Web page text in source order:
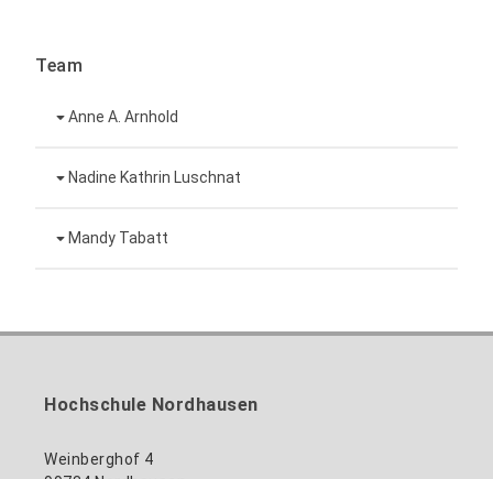
Team
Anne A. Arnhold
Technische Mitarbeiterin
+49 3631 420-151
anne-ariane.arnhold@hs-nordhausen.de
Nadine Kathrin Luschnat
Leiterin Hochschulmarketing
Gebäude 12 (Erdgeschoss)
Mandy Tabatt
mandy.tabatt@hs-nordhausen.de
Gebäude 11, Raum 11.0101
Hochschule Nordhausen
Weinberghof 4